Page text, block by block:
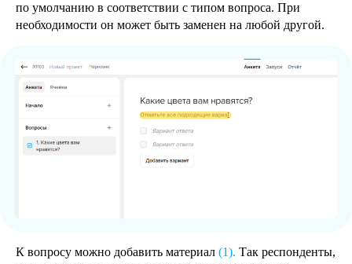
по умолчанию в соответствии с типом вопроса. При
необходимости он может быть заменен на любой другой.
К вопросу можно добавить материал (1). Так респонденты,